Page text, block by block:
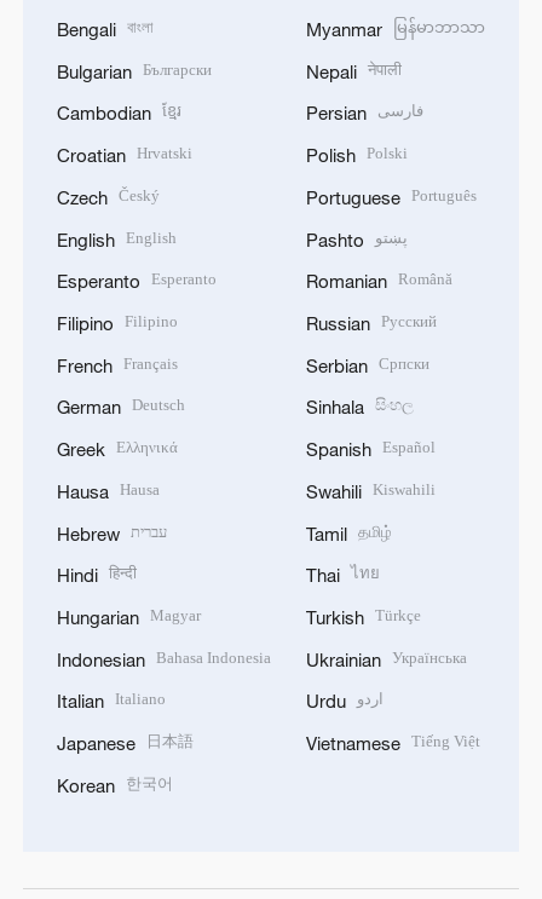
Bengali বাংলা
Bulgarian Български
Cambodian ខ្មែរ
Croatian Hrvatski
Czech Český
English English
Esperanto Esperanto
Filipino Filipino
French Français
German Deutsch
Greek Ελληνικά
Hausa Hausa
Hebrew עברית
Hindi हिन्दी
Hungarian Magyar
Indonesian Bahasa Indonesia
Italian Italiano
Japanese 日本語
Korean 한국어
Myanmar မြန်မာဘာသာ
Nepali नेपाली
Persian فارسی
Polish Polski
Portuguese Português
Pashto پښتو
Romanian Română
Russian Русский
Serbian Српски
Sinhala සිංහල
Spanish Español
Swahili Kiswahili
Tamil தமிழ்
Thai ไทย
Turkish Türkçe
Ukrainian Українська
Urdu اردو
Vietnamese Tiếng Việt